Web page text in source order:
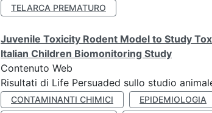
TELARCA PREMATURO
Juvenile Toxicity Rodent Model to Study
Italian Children Biomonitoring Study
Contenuto Web
Risultati di Life Persuaded sullo studio
CONTAMINANTI CHIMICI EPIDEMIOLOGIA